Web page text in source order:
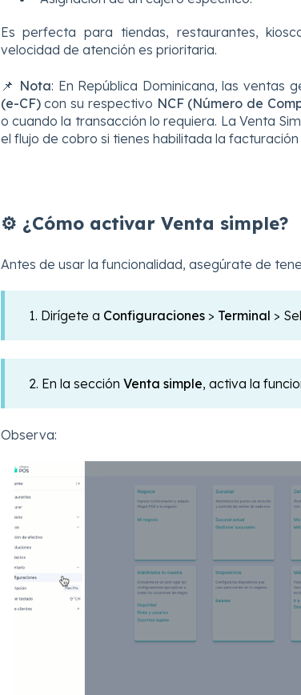
Es perfecta para tiendas, restaurantes,
velocidad de atención es prioritaria.
📌 Nota: En República Dominicana, las ventas
(e-CF)con su respectivo NCF (Número de
o cuando la transacción lo requiera. La Venta
el flujo de cobro si tienes habilitada la
⚙️ ¿Cómo activar Venta simple?
Antes de usar la funcionalidad, asegúrate de
1. Dirígete a Configuraciones> Terminal >
2. En la sección Venta simple, activa la
Observa: